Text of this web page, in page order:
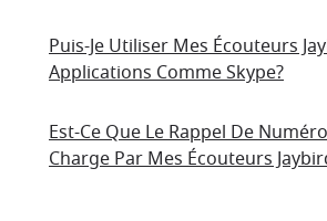
Puis-Je Utiliser Mes Écouteurs
Applications Comme Skype?
Est-Ce Que Le Rappel De
Charge Par Mes Écouteurs